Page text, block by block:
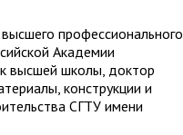
профессионального
Академии
высшей школы, доктор
конструкции и
СГТУ имени